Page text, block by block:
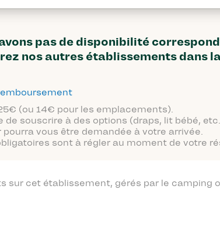
pas de disponibilité
nos autres établissements dans
(ou 14€ pour les emplacements).
de souscrire à des options (draps, lit bébé,
vous être demandée à votre arrivée.
sont à régler au moment de votre
sur cet établissement, gérés par le camping